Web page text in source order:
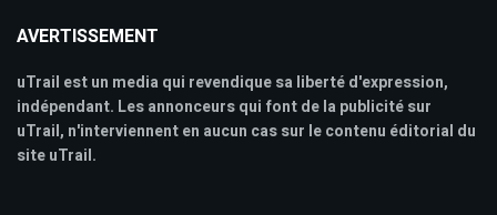
AVERTISSEMENT
uTrail est un media qui revendique sa liberté d'expression,
indépendant. Les annonceurs qui font de la publicité sur
uTrail, n'interviennent en aucun cas sur le contenu éditorial du
site uTrail.